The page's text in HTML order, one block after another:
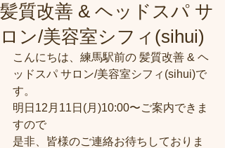
髪質改善 & ヘッドスパ サ
ロン/美容室シフィ(sihui)
こんにちは、練馬駅前の 髪質改善 & ヘ
ッドスパ サロン/美容室シフィ(sihui)で
す。
明日12月11日(月)10:00〜ご案内できま
すので
是非、皆様のご連絡お待ちしておりま